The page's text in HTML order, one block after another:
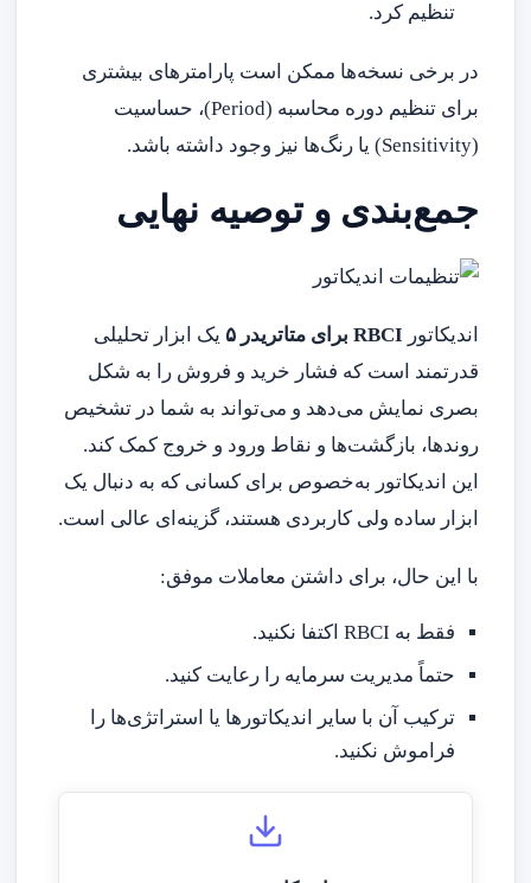
تنظیم کرد.
در برخی نسخه‌ها ممکن است پارامترهای بیشتری
برای تنظیم دوره محاسبه (Period)، حساسیت
(Sensitivity) یا رنگ‌ها نیز وجود داشته باشد.
جمع‌بندی و توصیه نهایی
اندیکاتور RBCI برای متاتریدر ۵
یک ابزار تحلیلی
قدرتمند است که فشار خرید و فروش را به شکل
بصری نمایش می‌دهد و می‌تواند به شما در تشخیص
روندها، بازگشت‌ها و نقاط ورود و خروج کمک کند.
این اندیکاتور به‌خصوص برای کسانی که به دنبال یک
ابزار ساده ولی کاربردی هستند، گزینه‌ای عالی است.
با این حال، برای داشتن معاملات موفق:
فقط به RBCI اکتفا نکنید.
حتماً مدیریت سرمایه را رعایت کنید.
ترکیب آن با سایر اندیکاتورها یا استراتژی‌ها را
فراموش نکنید.